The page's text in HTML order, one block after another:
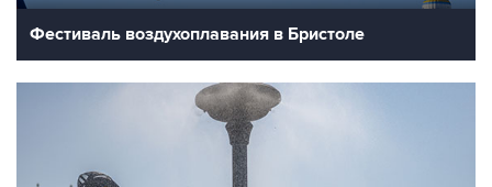
Фестиваль воздухоплавания в Бристоле